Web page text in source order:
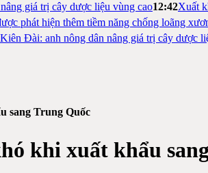
giá trị cây dược liệu vùng cao12:42Xuất
phát hiện thêm tiềm năng chống loãng
Đài: anh nông dân nâng giá trị cây dược
sang Trung Quốc
khi xuất khẩu